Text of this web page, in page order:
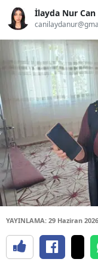
İlayda Nur Can
YAYINLAMA: 29 Haziran